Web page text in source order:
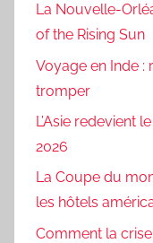
La Nouvelle-
of the Rising Sun
Voyage en Inde :
tromper
L’Asie redevient
2026
La Coupe du
les hôtels
Comment la